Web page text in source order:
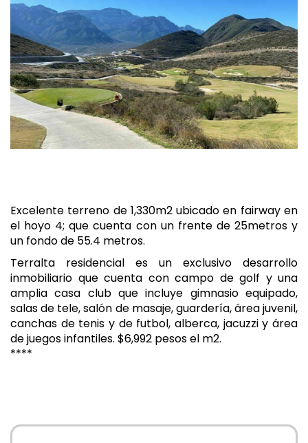
Excelente terreno de 1,330m2 ubicado en fairway en
el hoyo 4; que cuenta con un frente de 25metros y
un fondo de 55.4 metros.
Terralta residencial es un exclusivo desarrollo
inmobiliario que cuenta con campo de golf y una
amplia casa club que incluye gimnasio equipado,
salas de tele, salón de masaje, guardería, área juvenil,
canchas de tenis y de futbol, alberca, jacuzzi y área
de juegos infantiles. $6,992 pesos el m2.
****